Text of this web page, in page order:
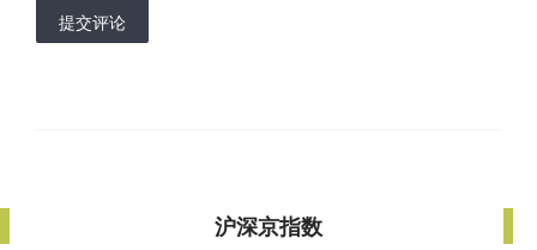
提交评论
沪深京指数